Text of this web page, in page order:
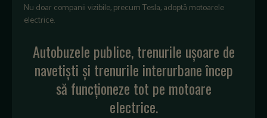
Nu doar companii vizibile, precum Tesla, adoptă motoarele
electrice.
Autobuzele publice, trenurile ușoare de
navetiști și trenurile interurbane încep
să funcționeze tot pe motoare
electrice.